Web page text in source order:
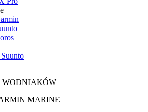
MARINE